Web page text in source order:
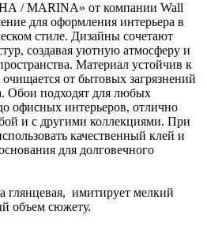
/ MARINA» от компании Wall
для оформления интерьера в
стиле. Дизайны сочетают
создавая уютную атмосферу и
Материал устойчив к
от бытовых загрязнений
Обои подходят для любых
интерьеров, отлично
и с другими коллекциями. При
качественный клей и
для долговечного
глянцевая, имитирует мелкий
объем сюжету.